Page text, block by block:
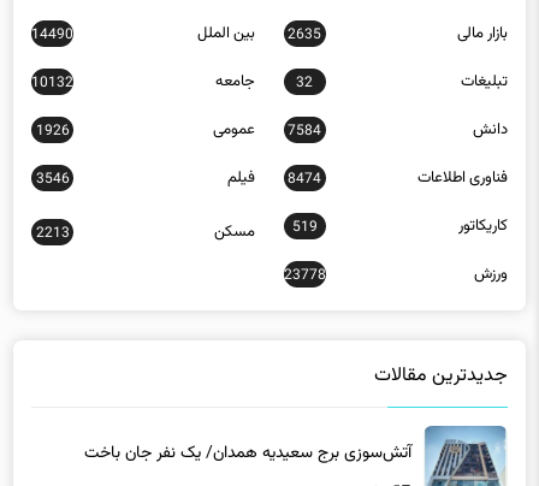
بازار مالی 2635 بین الملل 14490
تبلیغات 32 جامعه 10132
دانش 7584 عمومی 1926
فناوری اطلاعات 8474 فیلم 3546
کاریکاتور 519 مسکن 2213
ورزش 23778
جدیدترین مقالات
آتش‌سوزی برج سعیدیه همدان/ یک نفر جان باخت